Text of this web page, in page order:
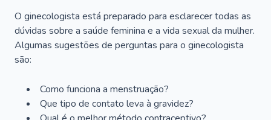
O ginecologista está preparado para esclarecer todas as
dúvidas sobre a saúde feminina e a vida sexual da mulher.
Algumas sugestões de perguntas para o ginecologista
são:
Como funciona a menstruação?
Que tipo de contato leva à gravidez?